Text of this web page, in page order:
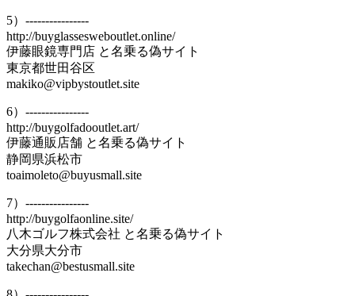
5）----------------
http://buyglassesweboutlet.online/
伊藤眼鏡専門店 と名乗る偽サイト
東京都世田谷区
makiko@vipbystoutlet.site
6）----------------
http://buygolfadooutlet.art/
伊藤通販店舗 と名乗る偽サイト
静岡県浜松市
toaimoleto@buyusmall.site
7）----------------
http://buygolfaonline.site/
八木ゴルフ株式会社 と名乗る偽サイト
大分県大分市
takechan@bestusmall.site